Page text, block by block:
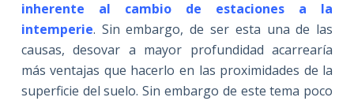
inherente al cambio de estaciones a la
intemperie. Sin embargo, de ser esta una de las
causas, desovar a mayor profundidad acarrearía
más ventajas que hacerlo en las proximidades de la
superficie del suelo. Sin embargo de este tema poco